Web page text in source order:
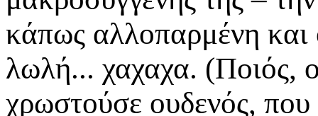
κάπως αλλοπαρμένη και
λωλή... χαχαχα. (Ποιός,
χρωστούσε ουδενός, που